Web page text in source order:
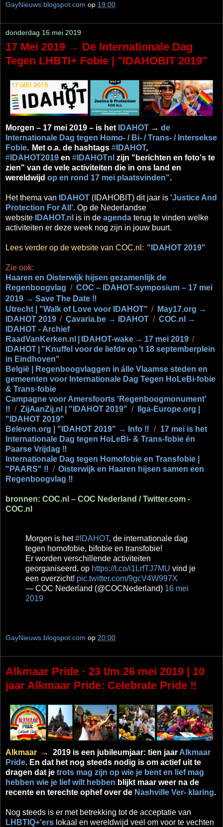
GayNieuws.blogspot.com op 19:00
donderdag 16 mei 2019
17 Mei 2019 → De Internationale Dag
Tegen LHBTI+ Fobie | "IDAHOBIT 2019"
Morgen – 17 mei 2019 – is het IDAHOT → de
Internationale Dag tegen Homo- / Bi- / Trans- / Intersekse
Fobie. Met o.a. de hashtags # IDAHOT,
# IDAHOT2019 en # IDAHOTnl zijn "berichten en foto's te
zien" van de vele activiteiten die in ons land en
wereldwijd op en rond 17 mei plaatsvinden".
Het thema van IDAHOT (IDAHOBIT) dit jaar is 'Justice And
Protection For All'. Op de Nederlandse
website
IDAHOT.nl is in de agenda terug te vinden welke
activiteiten er deze week nog zijn in jouw buurt.
Lees verder op de website van COC.nl: "IDAHOT 2019"
Zie ook:
Haaren en Oisterwijk hijsen gezamenlijk de
Regenboogvlag / COC – IDAHOT-symposium – 17 mei
2019 → Save The Date ‼
Utrecht | "Walk of Love voor IDAHOT" / May17.org →
IDAHOT 2019 / Çavaria.be → IDAHOT / COC.nl →
IDAHOT - Archief
RaadVanKerken.nl
IDAHOT-wake → 17 mei 2019 /
IDAHOT
"Knuffel voorde liefde op 't 18 septemberplein
in Eindhoven"
België | Regenboogvlaggen in álle Vlaamse steden en
gemeenten voor Internationale Dag Tegen HoLeBi·fobie
& Trans·fobie
Campagne voor Amersfoorts 'Regenboogmonument'
‼ / ZijAanZij.nl | "IDAHOT 2019" /
Ilga-Europe.org |
"IDAHOT 2019"
Beleven.org | "IDAHOT 2019" → Info ‼ / 17 mei is het
Internationale Dag tegen HoLeBi- & Trans-fobie én
Paarse Vrijdag ‼
Internationale Dag tegen Homofobie en Transfobie |
"PAARS" ‼ / Oisterwijk en Haaren hijsen samen een
Regenboogvlag ‼
bronnen: COC.nl – COC Nederland / Twitter.com -
COC.nl
Morgen is het#IDAHOT, de internationale dag
tegen homofobie, bifobie en transfobie!
Er worden verschillende activiteiten
georganiseerd, op https://t.co/i1LrfTJ7MU vind je
een overzicht! pic.twitter.com/9gcV4W997X
— COC Nederland (@COCNederland) 16 mei
2019
GayNieuws.blogspot.com op 20:00
Alkmaar Pride · 23 t/m 26 mei 2019 | 10
jaar Alkmaar Pride: Celebrate Pride ‼
Alkmaar → 2019 is een jubileumjaar: tien jaarAlkmaar
Pride. En dat het nog steeds nodig is om actief uit te
dragen dat je trots mag zijn op wie je bent en lief mag
hebben wie je lief wilt hebben blijkt maar weer na de
recente en terechte ophef over de Nashville Ver- klaring.
Nog steeds is er met betrekking tot de acceptatie van
LHBTIQ+'ers lokaal en wereldwijd veel om voor te vechten